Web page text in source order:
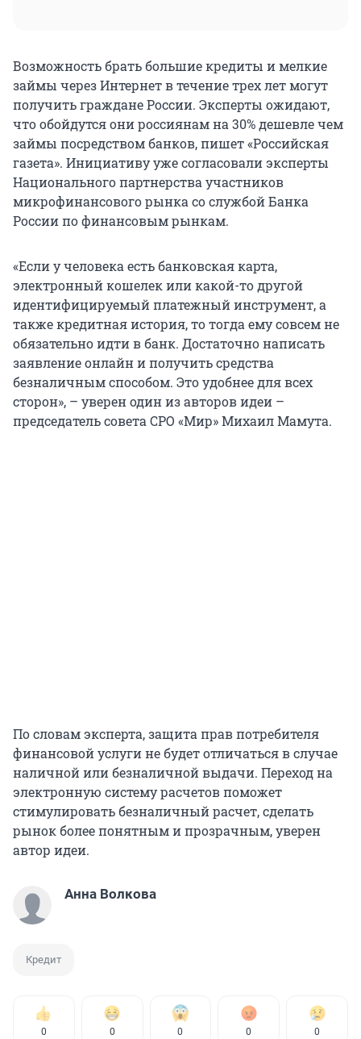
Возможность брать большие кредиты и мелкие
займы через Интернет в течение трех лет могут
получить граждане России. Эксперты ожидают,
что обойдутся они россиянам на 30% дешевле чем
займы посредством банков, пишет «Российская
газета». Инициативу уже согласовали эксперты
Национального партнерства участников
микрофинансового рынка со службой Банка
России по финансовым рынкам.
«Если у человека есть банковская карта,
электронный кошелек или какой-то другой
идентифицируемый платежный инструмент, а
также кредитная история, то тогда ему совсем не
обязательно идти в банк. Достаточно написать
заявление онлайн и получить средства
безналичным способом. Это удобнее для всех
сторон», – уверен один из авторов идеи –
председатель совета СРО «Мир» Михаил Мамута.
По словам эксперта, защита прав потребителя
финансовой услуги не будет отличаться в случае
наличной или безналичной выдачи. Переход на
электронную систему расчетов поможет
стимулировать безналичный расчет, сделать
рынок более понятным и прозрачным, уверен
автор идеи.
Анна Волкова
Кредит
0 0 0 0 0